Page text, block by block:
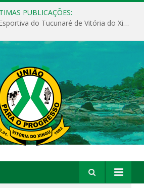
PUBLICAÇÕES:
4º Torneio de Pesca Esportiva do Tucunaré de Vitória do Xingu